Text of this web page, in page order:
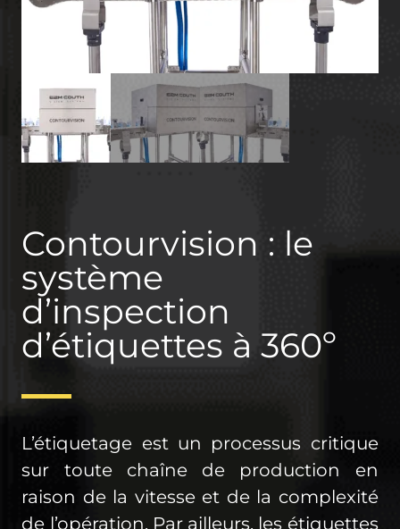
Contourvision : le
système
d’inspection
d’étiquettes à 360º
L’étiquetage est un processus critique
sur toute chaîne de production en
raison de la vitesse et de la complexité
de l’opération. Par ailleurs, les étiquettes